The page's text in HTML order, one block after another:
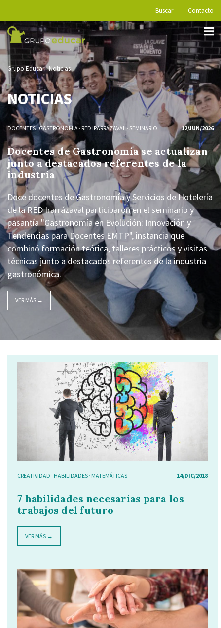
Buscar Contacto
Grupo Educar Noticias
NOTICIAS
DOCENTES·GASTRONOMÍA · RED IRARRÁZAVAL· SEMINARIO 12/JUN/2026
Docentes de Gastronomía se actualizan
junto a destacados referentes de la
industria
Doce docentes de Gastronomía y Servicios de Hotelería
de la RED Irarrázaval participaron en el seminario y
pasantía "Gastronomía en Evolución: Innovación y
Tendencias para Docentes EMTP", instancia que
combinó formación teórica, talleres prácticos y visitas
técnicas junto a destacados referentes de la industria
gastronómica.
VER MÁS →
CREATIVIDAD · HABILIDADES · MATEMÁTICAS 14/DIC/2018
7 habilidades necesarias para los
trabajos del futuro
VER MÁS →